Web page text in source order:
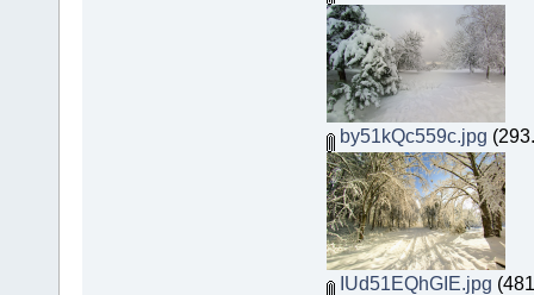
by51kQc559c.jpg
IUd51EQhGIE.jpg